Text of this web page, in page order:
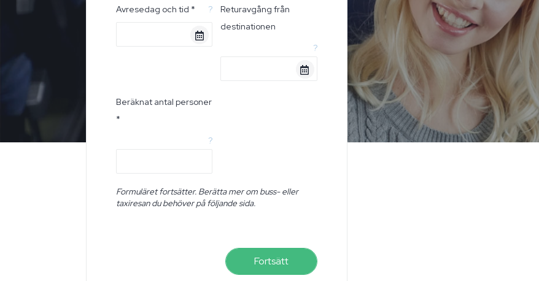
Avresedag och tid * ?
Returavgång från
destinationen
?
Beräknat antal personer
*
?
Formuläret fortsätter. Berätta mer om buss- eller
taxiresan du behöver på följande sida.
Fortsätt